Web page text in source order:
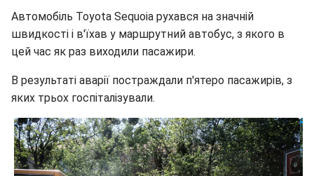
Автомобіль Toyota Sequoia рухався на значній
швидкості і в'їхав у маршрутний автобус, з якого в
цей час як раз виходили пасажири.
В результаті аварії постраждали п'ятеро пасажирів, з
яких трьох госпіталізували.